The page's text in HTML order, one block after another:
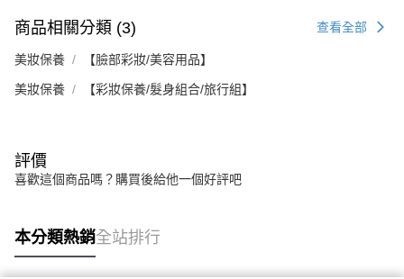
商品相關分類 (3) 查看全部
美妝保養 【臉部彩妝/美容用品】
美妝保養 【彩妝保養/髮身組合/旅行組】
評價
喜歡這個商品嗎？購買後給他一個好評吧
本分類熱銷全站排行